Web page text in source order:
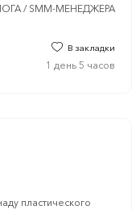
/ SMM-МЕНЕДЖЕРА
В закладки
1 день 5 часов
пластического